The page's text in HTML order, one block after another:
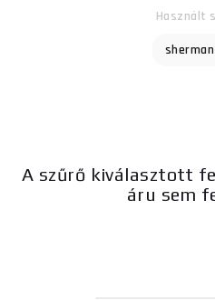
Használt
sherman
A szűrő kiválasztott
áru sem